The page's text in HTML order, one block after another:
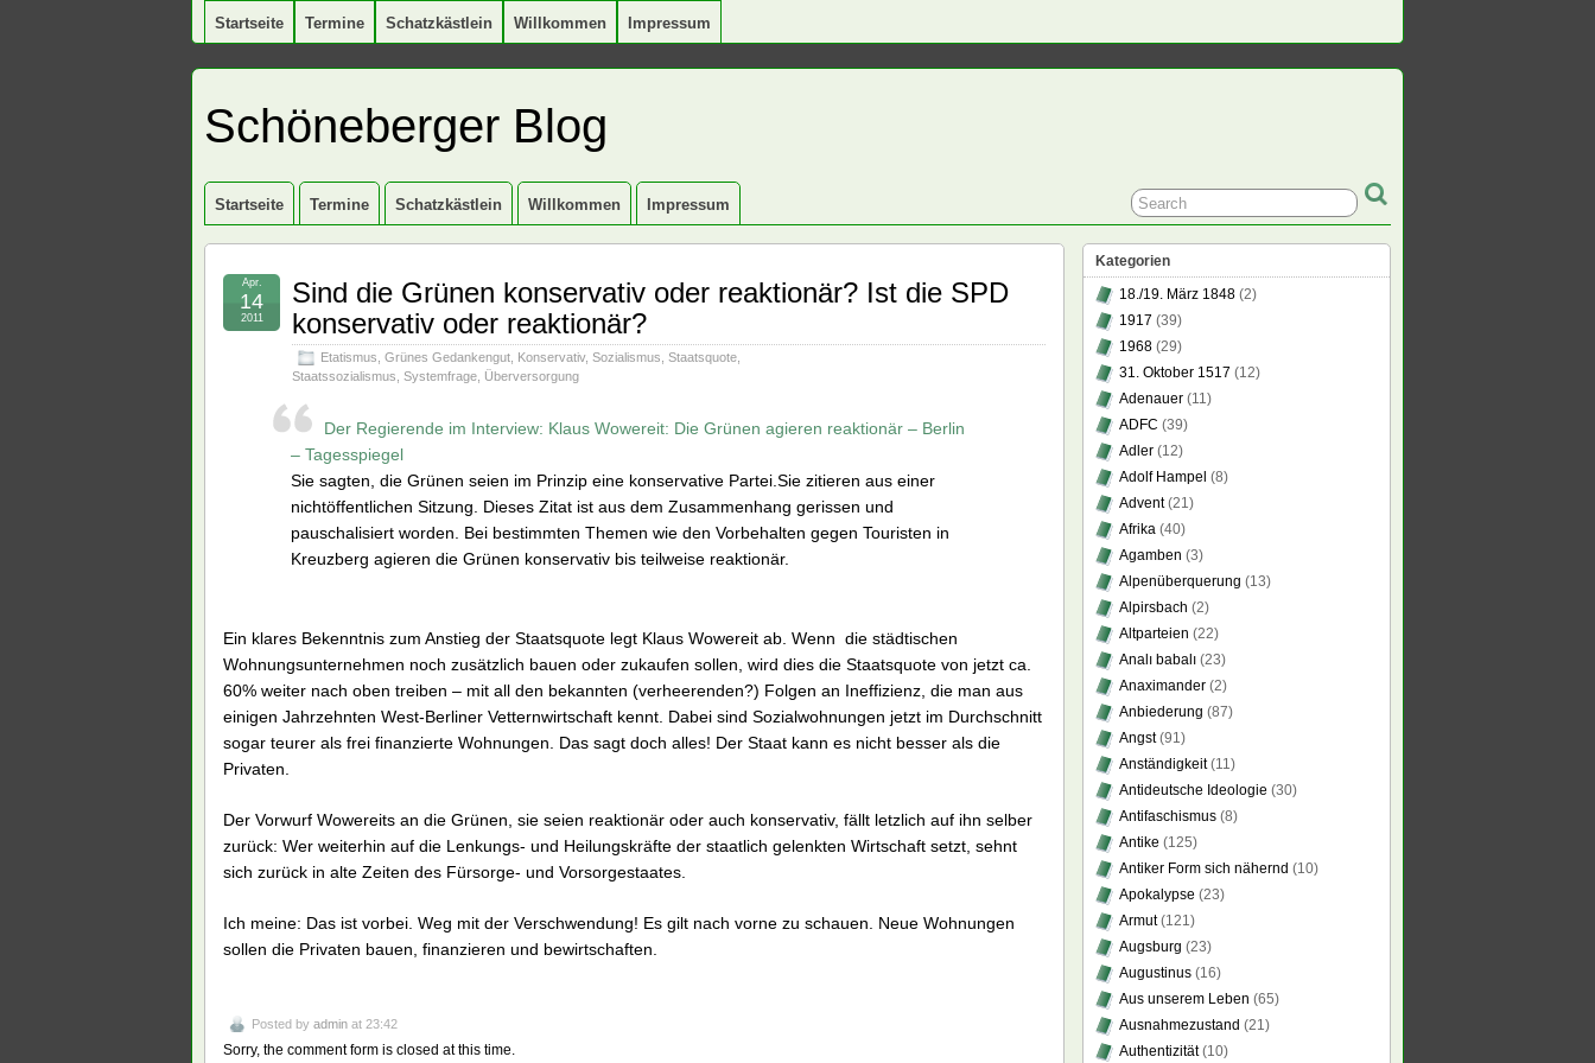
Startseite Termine Schatzkästlein Willkommen Impressum
Schöneberger Blog
Startseite Termine Schatzkästlein Willkommen Impressum
Sind die Grünen konservativ oder reaktionär? Ist die SPD
konservativ oder reaktionär?
Etatismus Grünes Gedankengut Konservativ, Sozialismus Staatsquote
Staatssozialismus Systemfrage Überversorgung
Apr.
14
2011
Der Regierende im Interview: Klaus Wowereit: Die Grünen agieren reaktionär – Berlin
– Tagesspiegel
Sie sagten, die Grünen seien im Prinzip eine konservative Partei.Sie zitieren aus einer
nichtöffentlichen Sitzung. Dieses Zitat ist aus dem Zusammenhang gerissen und
pauschalisiert worden. Bei bestimmten Themen wie den Vorbehalten gegen Touristen in
Kreuzberg agieren die Grünen konservativ bis teilweise reaktionär.
Ein klares Bekenntnis zum Anstieg der Staatsquote legt Klaus Wowereit ab. Wenn die städtischen
Wohnungsunternehmen noch zusätzlich bauen oder zukaufen sollen, wird dies die Staatsquote von jetzt ca.
60% weiter nach oben treiben – mit all den bekannten (verheerenden?) Folgen an Ineffizienz, die man aus
einigen Jahrzehnten West-Berliner Vetternwirtschaft kennt. Dabei sind Sozialwohnungen jetzt im Durchschnitt
sogar teurer als frei finanzierte Wohnungen. Das sagt doch alles! Der Staat kann es nicht besser als die
Privaten.
Der Vorwurf Wowereits an die Grünen, sie seien reaktionär oder auch konservativ, fällt letzlich auf ihn selber
zurück: Wer weiterhin auf die Lenkungs- und Heilungskräfte der staatlich gelenkten Wirtschaft setzt, sehnt
sich zurück in alte Zeiten des Fürsorge- und Vorsorgestaates.
Ich meine: Das ist vorbei. Weg mit der Verschwendung! Es gilt nach vorne zu schauen. Neue Wohnungen
sollen die Privaten bauen, finanzieren und bewirtschaften.
Posted by admin at 23:42
Sorry, the comment form is closed at this time.
Kategorien
18./19. März 1848 (2)
1917 (39)
1968 (29)
31. Oktober 1517 (12)
Adenauer (11)
ADFC (39)
Adler (12)
Adolf Hampel (8)
Advent(21)
Afrika (40)
Agamben (3)
Alpenüberquerung (13)
Alpirsbach (2)
Altparteien (22)
Analı babalı (23)
Anaximander (2)
Anbiederung (87)
Angst(91)
Anständigkeit(11)
Antideutsche Ideologie (30)
Antifaschismus (8)
Antike (125)
Antiker Form sich nähernd (10)
Apokalypse (23)
Armut(121)
Augsburg (23)
Augustinus (16)
Aus unserem Leben (65)
Ausnahmezustand (21)
Authentizität(10)